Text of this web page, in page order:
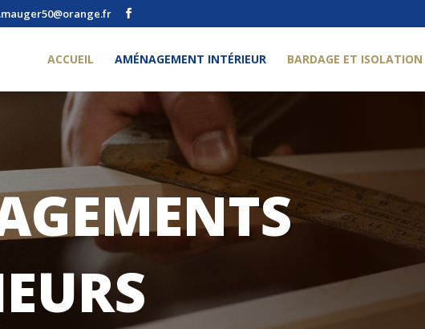
ACCUEIL AMÉNAGEMENT INTÉRIEUR BARDAGE ET ISOLATION